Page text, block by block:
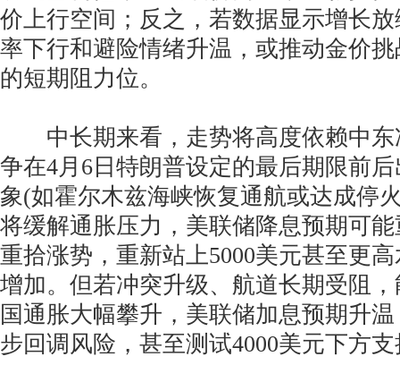
价上行空间；反之，若数据显示增长
率下行和避险情绪升温，或推动金价
的短期阻力位。
中长期来看，走势将高度依赖中东
争在4月6日特朗普设定的最后期限前
象(如霍尔木兹海峡恢复通航或达成停
将缓解通胀压力，美联储降息预期可
重拾涨势，重新站上5000美元甚至更
增加。但若冲突升级、航道长期受阻
国通胀大幅攀升，美联储加息预期升
步回调风险，甚至测试4000美元下方